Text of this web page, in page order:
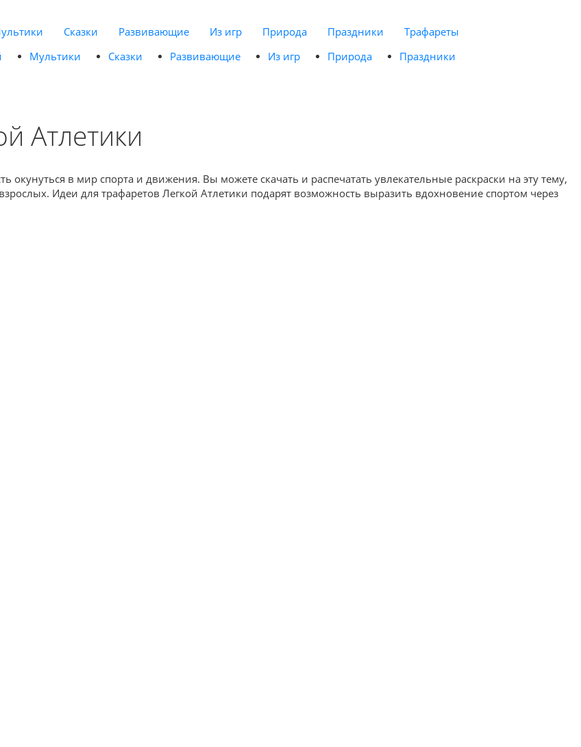
Сказки Развивающие Из игр Природа Праздники
Трафареты
Мультики Сказки Развивающие Из игр Природа
Праздники
Атлетики
в мир спорта и движения. Вы можете скачать и распечатать увлекательные раскраски на эту тему,
Идеи для трафаретов Легкой Атлетики подарят возможность выразить вдохновение спортом через